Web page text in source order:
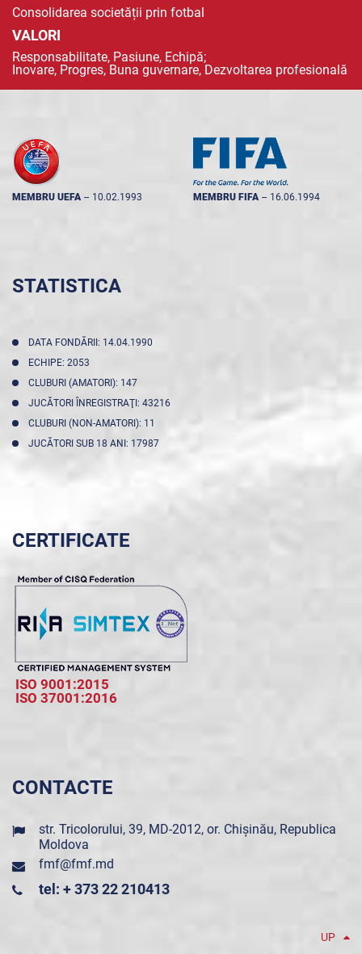
Consolidarea societății prin fotbal
VALORI
Responsabilitate, Pasiune, Echipă;
Inovare, Progres, Buna guvernare, Dezvoltarea profesională
MEMBRU UEFA -- 10.02.1993 MEMBRU FIFA -- 16.06.1994
STATISTICA
DATA FONDĂRII: 14.04.1990
ECHIPE: 2053
CLUBURI (AMATORI): 147
JUCĂTORI ÎNREGISTRAŢI: 43216
CLUBURI (NON-AMATORI): 11
JUCĂTORI SUB 18 ANI: 17987
CERTIFICATE
ISO 9001:2015
ISO 37001:2016
CONTACTE
str. Tricolorului, 39, MD-2012, or. Chișinău, Republica
Moldova
fmf@fmf.md
tel: + 373 22 210413
UP